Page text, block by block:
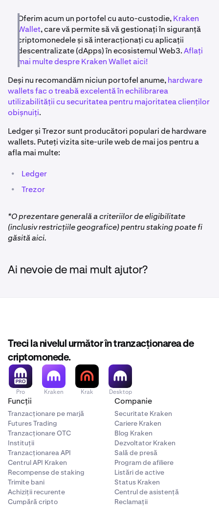
Oferim acum un portofel cu auto-custodie,Kraken
Wallet, care vă permite să vă gestionați în siguranță
criptomonedele și să interacționați cu aplicații
descentralizate (dApps) în ecosistemul Web3.Aflați
mai multe despre Kraken Wallet aici!
Deși nu recomandăm niciun portofel anume,hardware
wallets fac o treabă excelentă în echilibrarea
utilizabilității cu securitatea pentru majoritatea clienților
obișnuiți.
Ledger și Trezor sunt producători populari de hardware
wallets. Puteți vizita site-urile web de mai jos pentru a
afla mai multe:
• Ledger
• Trezor
*O prezentare generală a criteriilor de eligibilitate
(inclusiv restricțiile geografice) pentru staking poate fi
găsită aici.
Ai nevoie de mai mult ajutor?
Treci la nivelul următor în tranzacționarea de
criptomonede.
Pro Kraken Krak Desktop
Funcții
Tranzacționare pe marjă
Futures Trading
Tranzacționare OTC
Instituții
Tranzacționarea API
Centrul API Kraken
Recompense de staking
Trimite bani
Achiziții recurente
Cumpără cripto
Companie
Securitate Kraken
Cariere Kraken
Blog Kraken
Dezvoltator Kraken
Sală de presă
Program de afiliere
Listări de active
Status Kraken
Centrul de asistență
Reclamații